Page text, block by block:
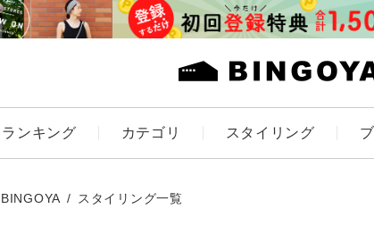
ランキング カテゴリ スタイリング
BINGOYA スタイリング一覧